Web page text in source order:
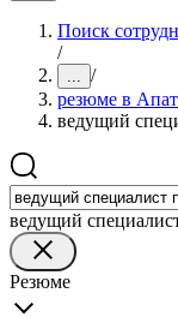
Поиск
/
... /
резюме в
ведущий
ведущий
Резюме